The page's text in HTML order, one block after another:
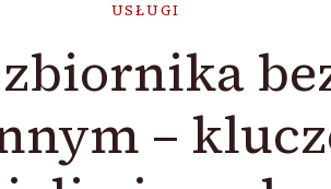
USŁUGI
zbiornika
–